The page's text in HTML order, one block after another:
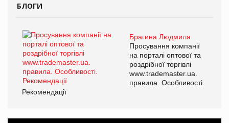
БЛОГИ
Брагина Людмила
Просування компанії
на порталі оптової та
роздрібної торгівлі
www.trademaster.ua.
правила. Особливості.
Рекомендації